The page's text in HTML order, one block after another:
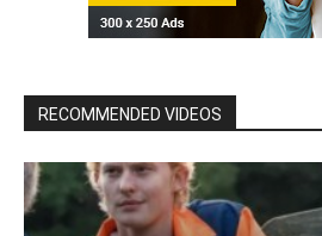
RECOMMENDED VIDEOS